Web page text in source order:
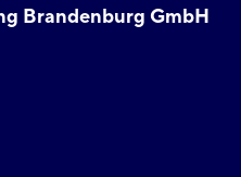
Brandenburg GmbH